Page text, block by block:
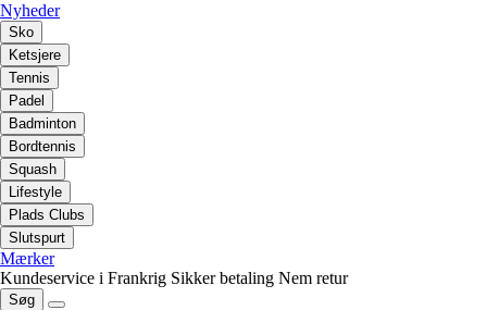
Nyheder
Sko
Ketsjere
Tennis
Padel
Badminton
Bordtennis
Squash
Lifestyle
Plads Clubs
Slutspurt
Mærker
Kundeservice i Frankrig Sikker betaling Nem retur
Søg